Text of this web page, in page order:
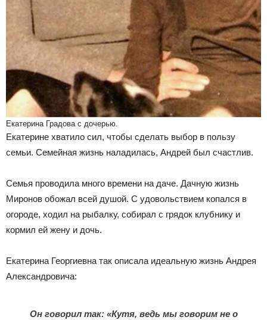
Екатерина Градова с дочерью.
Екатерине хватило сил, чтобы сделать выбор в пользу
семьи. Семейная жизнь наладилась, Андрей был счастлив.
Семья проводила много времени на даче. Дачную жизнь
Миронов обожал всей душой. С удовольствием копался в
огороде, ходил на рыбалку, собирал с грядок клубнику и
кормил ей жену и дочь.
Екатерина Георгиевна так описала идеальную жизнь Андрея
Александровича:
Он говорил так: «Кутя, ведь мы говорим не о